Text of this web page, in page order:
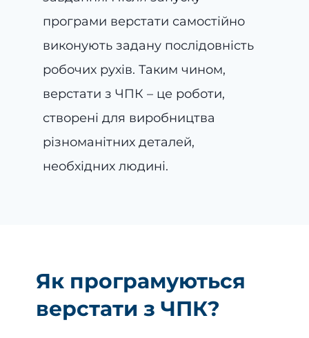
програми верстати самостійно
виконують задану послідовність
робочих рухів. Таким чином,
верстати з ЧПК – це роботи,
створені для виробництва
різноманітних деталей,
необхідних людині.
Як програмуються
верстати з ЧПК?